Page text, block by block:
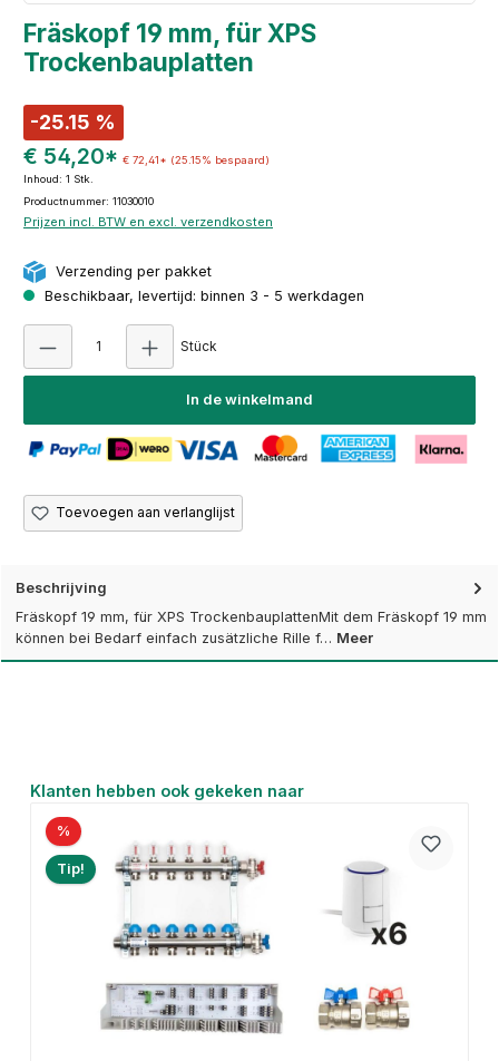
Fräskopf 19 mm, für XPS
Trockenbauplatten
-25.15 %
€ 54,20* € 72,41* (25.15% bespaard)
Inhoud: 1 Stk.
Productnummer: 11030010
Prijzen incl. BTW en excl. verzendkosten
Verzending per pakket
Beschikbaar, levertijd: binnen 3 - 5 werkdagen
Stück
In de winkelmand
Toevoegen aan verlanglijst
Beschrijving
Fräskopf 19 mm, für XPS TrockenbauplattenMit dem Fräskopf 19 mm
können bei Bedarf einfach zusätzliche Rille f… Meer
Productgalerij overslaan
Klanten hebben ook gekeken naar
%
Tip!